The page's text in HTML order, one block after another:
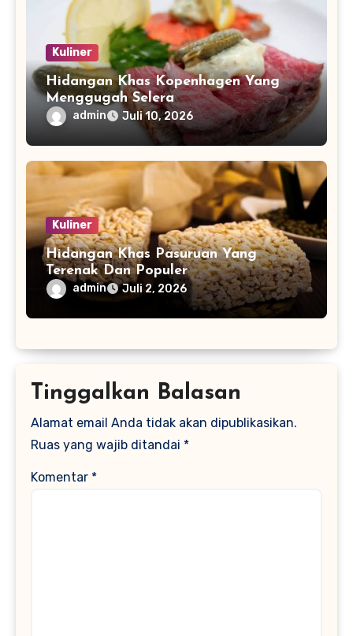
Kuliner
Hidangan Khas Kopenhagen Yang
Menggugah Selera
admin Juli 10, 2026
Kuliner
Hidangan Khas Pasuruan Yang
Terenak Dan Populer
admin Juli 2, 2026
Tinggalkan Balasan
Alamat email Anda tidak akan dipublikasikan.
Ruas yang wajib ditandai *
Komentar *